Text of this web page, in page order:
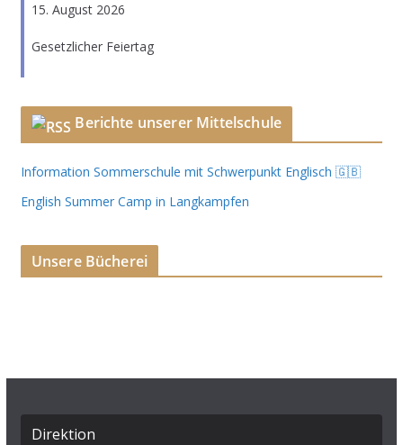
15. August 2026
Gesetzlicher Feiertag
Berichte unserer Mittelschule
Information Sommerschule mit Schwerpunkt Englisch 🇬🇧
English Summer Camp in Langkampfen
Unsere Bücherei
Direktion